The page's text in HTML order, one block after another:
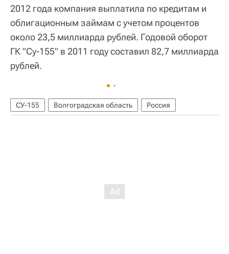
2012 года компания выплатила по кредитам и
облигационным займам с учетом процентов
около 23,5 миллиарда рублей. Годовой оборот
ГК "Су-155" в 2011 году составил 82,7 миллиарда
рублей.
СУ-155 Волгоградская область Россия